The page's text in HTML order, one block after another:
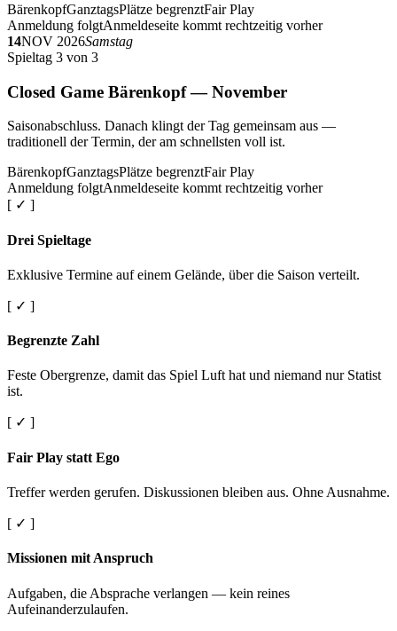
BärenkopfGanztagsPlätze begrenztFair Play
Anmeldung folgtAnmeldeseite kommt rechtzeitig vorher
14NOV 2026Samstag
Spieltag 3 von 3
Closed Game Bärenkopf — November
Saisonabschluss. Danach klingt der Tag gemeinsam aus —
traditionell der Termin, der am schnellsten voll ist.
BärenkopfGanztagsPlätze begrenztFair Play
Anmeldung folgtAnmeldeseite kommt rechtzeitig vorher
[ ✓ ]
Drei Spieltage
Exklusive Termine auf einem Gelände, über die Saison verteilt.
[ ✓ ]
Begrenzte Zahl
Feste Obergrenze, damit das Spiel Luft hat und niemand nur Statist
ist.
[ ✓ ]
Fair Play statt Ego
Treffer werden gerufen. Diskussionen bleiben aus. Ohne Ausnahme.
[ ✓ ]
Missionen mit Anspruch
Aufgaben, die Absprache verlangen — kein reines
Aufeinanderzulaufen.